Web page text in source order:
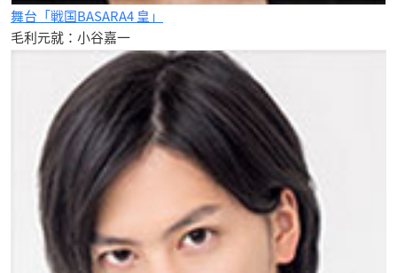
舞台「戦国BASARA4 皇」
毛利元就：小谷嘉一